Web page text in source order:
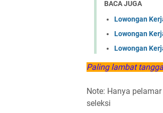
BACA JUGA
Lowongan
Lowongan
Lowongan
Paling lambat
Note: Hanya
seleksi